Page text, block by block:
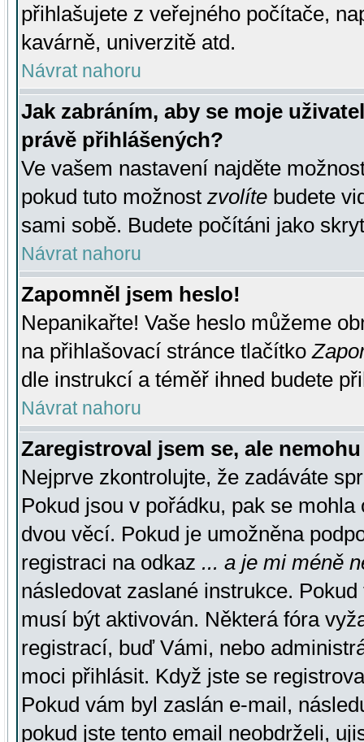
přihlašujete z veřejného počítače,
kavárně, univerzitě atd.
Návrat nahoru
Jak zabráním, aby se moje
právě přihlášených?
Ve vašem nastavení najděte
pokud tuto možnost zvolíte budete
sami sobě. Budete počítáni jako
Návrat nahoru
Zapomněl jsem heslo!
Nepanikařte! Vaše heslo můžeme
na přihlašovací stránce tlačítko
dle instrukcí a téměř ihned budete
Návrat nahoru
Zaregistroval jsem se, ale
Nejprve zkontrolujte, že zadáváte
Pokud jsou v pořádku, pak se
dvou věcí. Pokud je umožněna
registraci na odkaz ... a je mi méně
následovat zaslané instrukce.
musí být aktivován. Některá fóra
registrací, buď Vámi, nebo
moci přihlásit. Když jste se
Pokud vám byl zaslán e-mail,
pokud jste tento email neobdrželi,